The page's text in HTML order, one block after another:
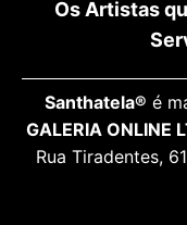
Os Artistas
Santhatela® é
GALERIA ONLINE
Rua Tiradentes,